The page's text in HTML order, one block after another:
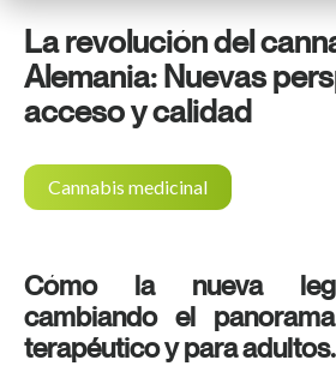
La revolución del
Alemania: Nuevas
acceso y calidad
Cannabis medicinal
Cómo la nueva
cambiando el
terapéutico y para adultos.